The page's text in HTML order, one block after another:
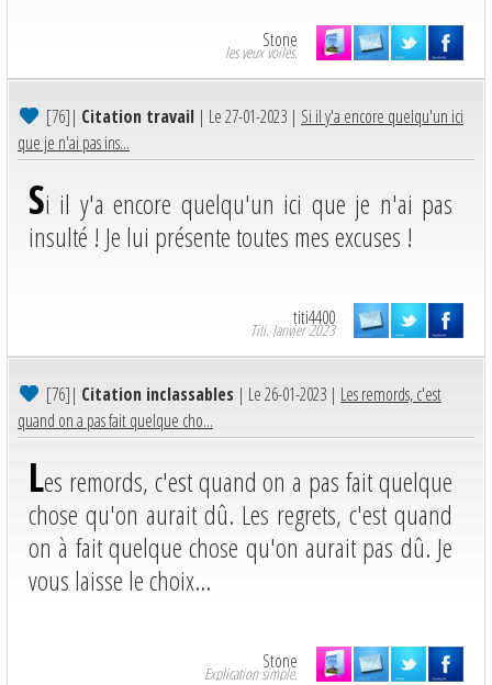
Stone
les yeux voilés.
[76]| Citation travail | Le 27-01-2023 | Si il y'a encore quelqu'un ici
que je n'ai pas ins...
Si il y'a encore quelqu'un ici que je n'ai pas
insulté ! Je lui présente toutes mes excuses !
titi4400
Titi. Janvier 2023
[76]| Citation inclassables | Le 26-01-2023 | Les remords, c'est
quand on a pas fait quelque cho...
Les remords, c'est quand on a pas fait quelque
chose qu'on aurait dû. Les regrets, c'est quand
on à fait quelque chose qu'on aurait pas dû. Je
vous laisse le choix...
Stone
Explication simple.